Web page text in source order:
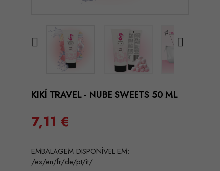
 
KIKÍ TRAVEL - NUBE SWEETS 50 ML
7,11 €
EMBALAGEM DISPONÍVEL EM:
/es/en/fr/de/pt/it/